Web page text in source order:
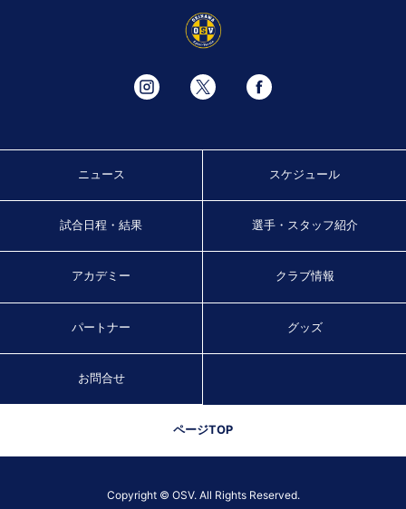
ニュース スケジュール
試合日程・結果 選手・スタッフ紹介
アカデミー クラブ情報
パートナー グッズ
お問合せ
ページTOP
Copyright © OSV. All Rights Reserved.